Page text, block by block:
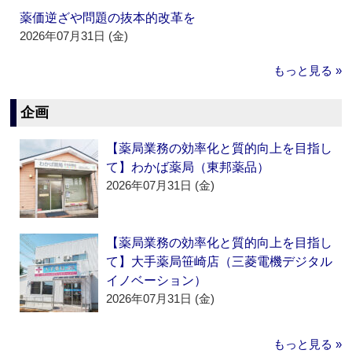
薬価逆ざや問題の抜本的改革を
2026年07月31日 (金)
もっと見る »
企画
【薬局業務の効率化と質的向上を目指し
て】わかば薬局（東邦薬品）
2026年07月31日 (金)
【薬局業務の効率化と質的向上を目指し
て】大手薬局笹崎店（三菱電機デジタル
イノベーション）
2026年07月31日 (金)
もっと見る »